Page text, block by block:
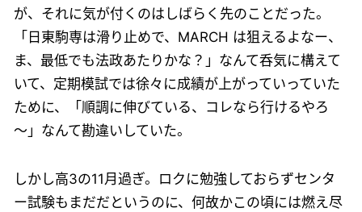
が、それに気が付くのはしばらく先のことだった。
「日東駒専は滑り止めで、MARCH は狙えるよなー、
ま、最低でも法政あたりかな？」なんて呑気に構えて
いて、定期模試では徐々に成績が上がっていっていた
ために、「順調に伸びている、コレなら行けるやろ
～」なんて勘違いしていた。
しかし高3の11月過ぎ。ロクに勉強しておらずセンタ
ー試験もまだだというのに、何故かこの頃には燃え尽